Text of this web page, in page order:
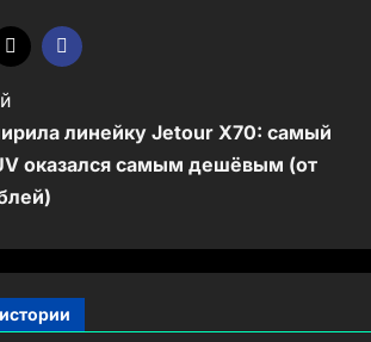
линейку Jetour X70: самый
оказался самым дешёвым (от